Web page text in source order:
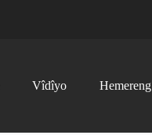
Vîdîyo Hemereng